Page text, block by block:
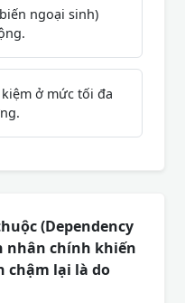
ngoại sinh)
ở mức tối đa
(Dependency
nhân chính khiến
chậm lại là do